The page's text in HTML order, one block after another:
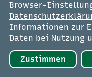
Menü
Browser-
Informationen zur
Daten bei Nutzung
Zustimmen